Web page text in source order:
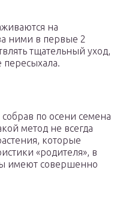
на
ними в первые 2
тщательный уход,
пересыхала.
по осени семена
метод не всегда
которые
«родителя», в
имеют совершенно